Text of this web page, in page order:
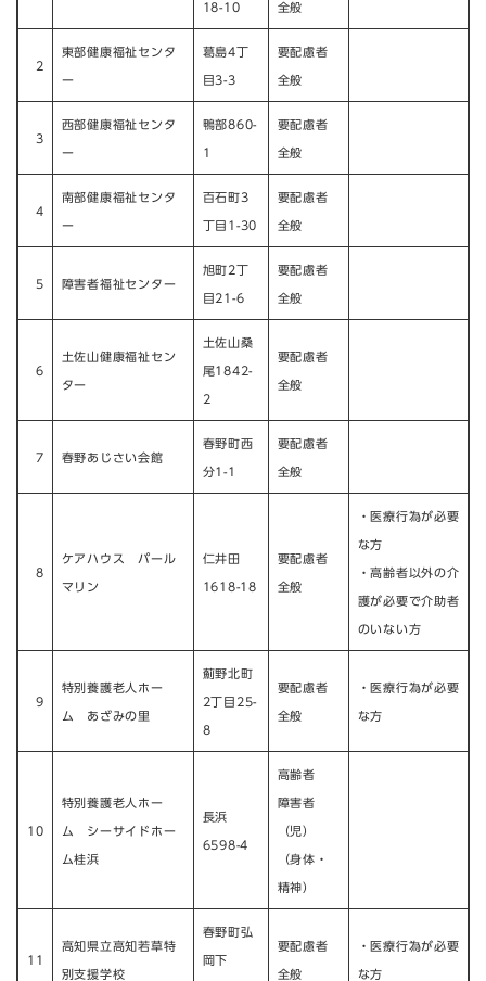
18-10 全般
2
東部健康福祉センタ
ー
葛島4丁
目3-3
要配慮者
全般
3
西部健康福祉センタ
ー
鴨部860-
1
要配慮者
全般
4
南部健康福祉センタ
ー
百石町3
丁目1-30
要配慮者
全般
5 障害者福祉センター
旭町2丁
目21-6
要配慮者
全般
6
土佐山健康福祉セン
ター
土佐山桑
尾1842-
2
要配慮者
全般
7 春野あじさい会館
春野町西
分1-1
要配慮者
全般
8
ケアハウス パール
マリン
仁井田
1618-18
要配慮者
全般
・医療行為が必要
な方
・高齢者以外の介
護が必要で介助者
のいない方
9
特別養護老人ホー
ム あざみの里
薊野北町
2丁目25-
8
要配慮者
全般
​・医療行為が必要
な方
10
特別養護老人ホー
ム シーサイドホー
ム桂浜
長浜
6598-4
高齢者
障害者
（児）
（身体・
精神）
11
高知県立高知若草特
別支援学校
春野町弘
岡下
要配慮者
全般
・医療行為が必要
な方